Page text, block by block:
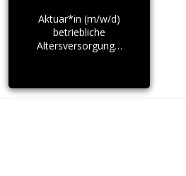
Aktuar*in (m/w/d)
betriebliche
Altersversorgung…